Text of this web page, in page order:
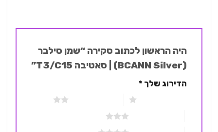
היה הראשון לכתוב סקירה “שמן סילבר
הדירוג שלך*
2 מתוך 5 כוכבים